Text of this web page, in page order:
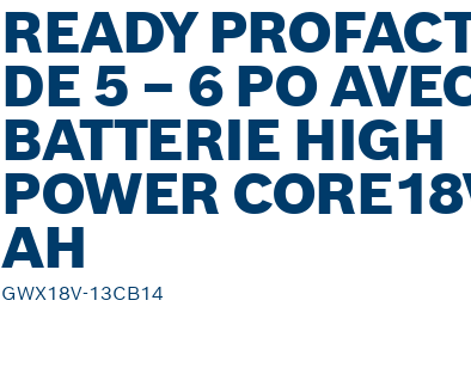
READY
DE 5 – 6 PO
BATTERIE HIGH
POWER
AH
GWX18V-13CB14